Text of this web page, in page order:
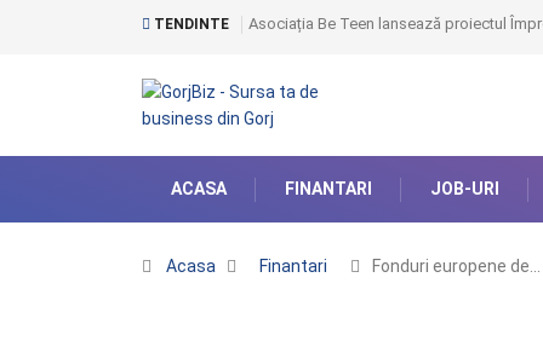
TENDINTE Asociația Be Teen lansează proiectul
ACASA FINANTARI JOB-URI
Acasa Finantari Fonduri europene de…